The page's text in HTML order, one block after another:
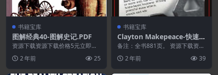
书籍宝库
图解经典40-图解史记.PDF
资源下载资源下载价格5元立即购
2 年前 25
书籍宝库
Clayton Makepeace-快速启
动文案系统.PDF
备注：全书881页。 资源下载资源
本网站不保证...
2 年前 39